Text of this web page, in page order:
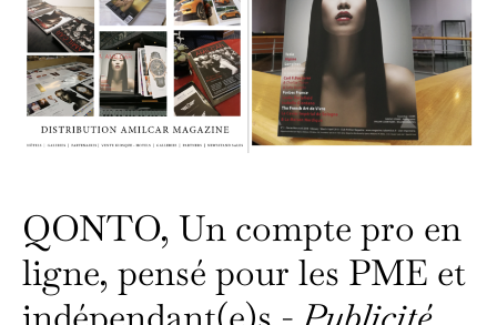
QONTO, Un compte pro en
ligne, pensé pour les PME et